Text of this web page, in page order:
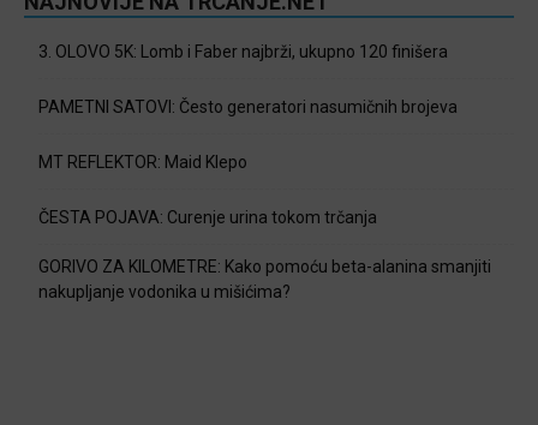
3. OLOVO 5K: Lomb i Faber najbrži, ukupno 120 finišera
PAMETNI SATOVI: Često generatori nasumičnih brojeva
MT REFLEKTOR: Maid Klepo
ČESTA POJAVA: Curenje urina tokom trčanja
GORIVO ZA KILOMETRE: Kako pomoću beta-alanina smanjiti
nakupljanje vodonika u mišićima?